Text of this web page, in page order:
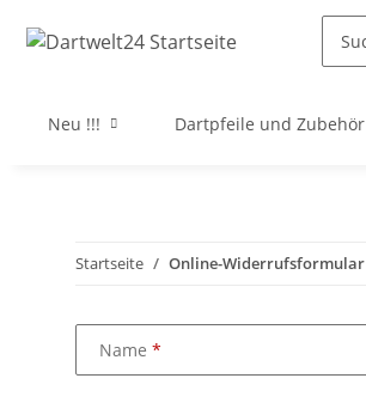
Neu !!! Dartpfeile und Zubehör
Startseite Online-Widerrufsformular
Name